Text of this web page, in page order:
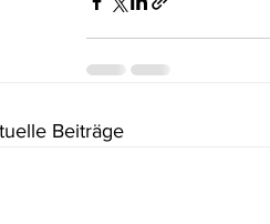
Beiträge